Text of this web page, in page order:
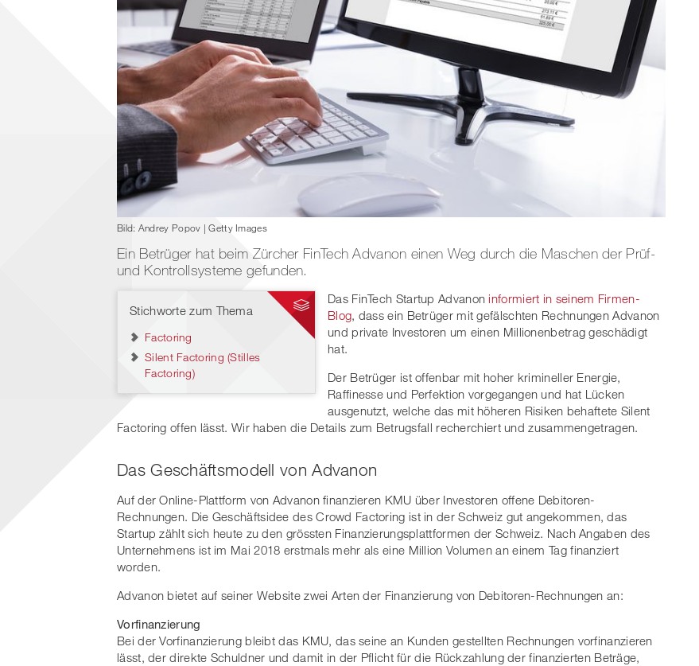
Bild: Andrey Popov | Getty Images
Ein Betrüger hat beim Zürcher FinTech Advanon einen Weg durch die Maschen der Prüf-
und Kontrollsysteme gefunden.
Stichworte zum Thema
Factoring
Silent Factoring (Stilles
Factoring)
Das FinTech Startup Advanon informiert in seinem Firmen-
Blog, dass ein Betrüger mit gefälschten Rechnungen Advanon
und private Investoren um einen Millionenbetrag geschädigt
hat.
Der Betrüger ist offenbar mit hoher krimineller Energie,
Raffinesse und Perfektion vorgegangen und hat Lücken
ausgenutzt, welche das mit höheren Risiken behaftete Silent
Factoring offen lässt. Wir haben die Details zum Betrugsfall recherchiert und zusammengetragen.
Das Geschäftsmodell von Advanon
Auf der Online-Plattform von Advanon finanzieren KMU über Investoren offene Debitoren-
Rechnungen. Die Geschäftsidee des Crowd Factoring ist in der Schweiz gut angekommen, das
Startup zählt sich heute zu den grössten Finanzierungsplattformen der Schweiz. Nach Angaben des
Unternehmens ist im Mai 2018 erstmals mehr als eine Million Volumen an einem Tag finanziert
worden.
Advanon bietet auf seiner Website zwei Arten der Finanzierung von Debitoren-Rechnungen an:
Vorfinanzierung
Bei der Vorfinanzierung bleibt das KMU, das seine an Kunden gestellten Rechnungen vorfinanzieren
lässt, der direkte Schuldner und damit in der Pflicht für die Rückzahlung der finanzierten Beträge,